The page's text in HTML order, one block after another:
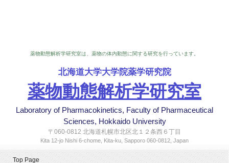
薬物動態解析学研究室は、薬物の体内動態に関する研究を行っています。
北海道大学大学院薬学研究院
薬物動態解析学研究室
Laboratory of Pharmacokinetics, Faculty of Pharmaceutical
Sciences, Hokkaido University
〒060-0812 北海道札幌市北区北１２条西６丁目
Kita 12-jo Nishi 6-chome, Kita-ku, Sapporo 060-0812, Japan
Top Page